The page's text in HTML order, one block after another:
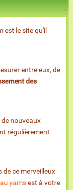
est le site qu'il
entre eux, de
des
nouveaux
régulièrement
de ce merveilleux
yamsest à votre